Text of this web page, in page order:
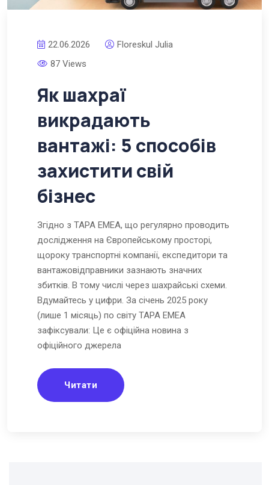
22.06.2026
Floreskul Julia
87 Views
Як шахраї
викрадають
вантажі: 5 способів
захистити свій
бізнес
Згідно з TAPA EMEA, що регулярно проводить
дослідження на Європейському просторі,
щороку транспортні компанії, експедитори та
вантажовідправники зазнають значних
збитків. В тому числі через шахрайські схеми.
Вдумайтесь у цифри. За січень 2025 року
(лише 1 місяць) по світу TAPA EMEA
зафіксували: Це є офіційна новина з
офіційного джерела
Читати